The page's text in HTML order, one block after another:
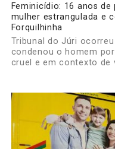
Feminicídio: 16 anos
mulher estrangulada e
Forquilhinha
Tribunal do Júri
condenou o homem
cruel e em contexto de